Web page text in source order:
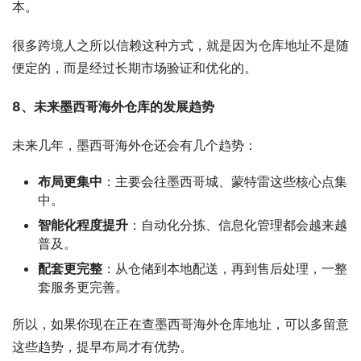
本。
很多跨境人之所以信赖这种方式，就是因为仓库地址不是随
便定的，而是经过长期市场验证和优化的。
8、未来墨西哥海外仓库的发展趋势
未来几年，墨西哥海外仓还会有几个趋势：
布局更集中 ：主要会往墨西哥城、蒙特雷这些核心点集
中。
智能化程度提升 ：自动化分拣、信息化管理都会越来越
普及。
配套更完整 ：从仓储到本地配送，再到售后处理，一整
套服务更完善。
所以，如果你现在正在查墨西哥海外仓库地址，可以多留意
这些趋势，提早布局才有优势。